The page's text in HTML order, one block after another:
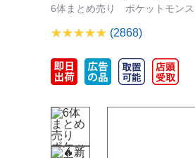
6体まとめ売り ポケットモン
(2868)